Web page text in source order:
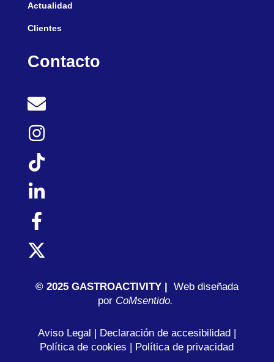
Actualidad
Clientes
Contacto
© 2025 GASTROACTIVITY |
Web diseñada
porCoMsentido.
Aviso Legal Declaración de accesibilidad
Política de cookies
Política de privacidad